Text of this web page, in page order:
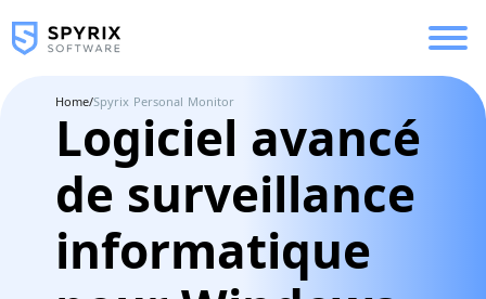
Home/Spyrix Personal Monitor
Logiciel avancé
de surveillance
informatique